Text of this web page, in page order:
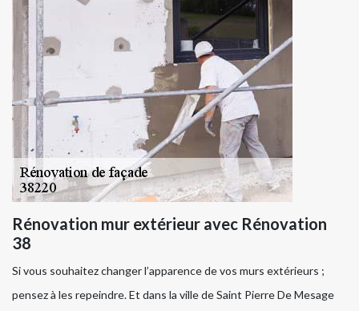
Rénovation mur extérieur avec Rénovation
38
Si vous souhaitez changer l’apparence de vos murs extérieurs ;
pensez à les repeindre. Et dans la ville de Saint Pierre De Mesage